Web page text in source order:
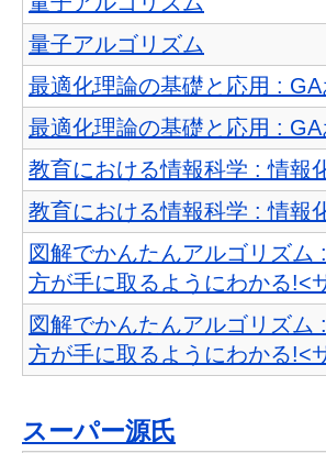
量子アルゴリズム
最適化理論の基礎と応用 :
最適化理論の基礎と応用 :
教育における情報科学 : 情報
教育における情報科学 : 情報
図解でかんたんアルゴリズ
方が手に取るようにわかる!<
図解でかんたんアルゴリズ
方が手に取るようにわかる!<
スーパー源氏